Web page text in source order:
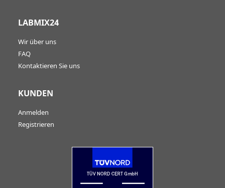
LABMIX24
Wir über uns
FAQ
Kontaktieren Sie uns
KUNDEN
Anmelden
Registrieren